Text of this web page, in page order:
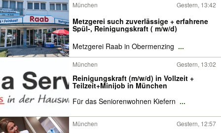
München Gestern, 13:42
Metzgerei such zuverlässige + erfahrene
Spül-, Reinigungskraft ( m/w/d)
Metzgerei Raab in Obermenzing ...
München Gestern, 13:02
Reinigungskraft (m/w/d) in Vollzeit +
Teilzeit+Minijob in München
Für das Seniorenwohnen Kiefern ...
München Gestern, 12:57